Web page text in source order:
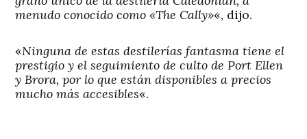
menudo conocido como «The Cally»«, dijo.
«Ninguna de estas destilerías fantasma tiene el
prestigio y el seguimiento de culto de Port Ellen
y Brora, por lo que están disponibles a precios
mucho más accesibles«.